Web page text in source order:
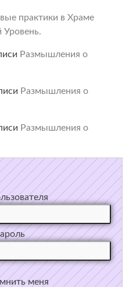
практики в Храме
Уровень.
Размышления о
Размышления о
Размышления о
меня